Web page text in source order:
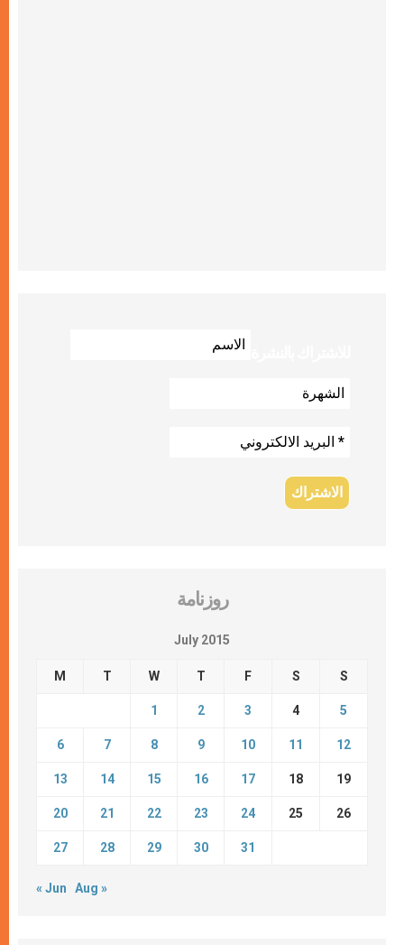
روزنامة
July 2015
M T W T F S S
1 2 3 4 5
6 7 8 9 10 11 12
13 14 15 16 17 18 19
20 21 22 23 24 25 26
27 28 29 30 31
« Jun Aug »